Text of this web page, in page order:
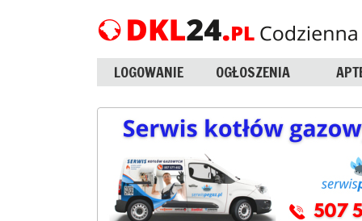
LOGOWANIE OGŁOSZENIA